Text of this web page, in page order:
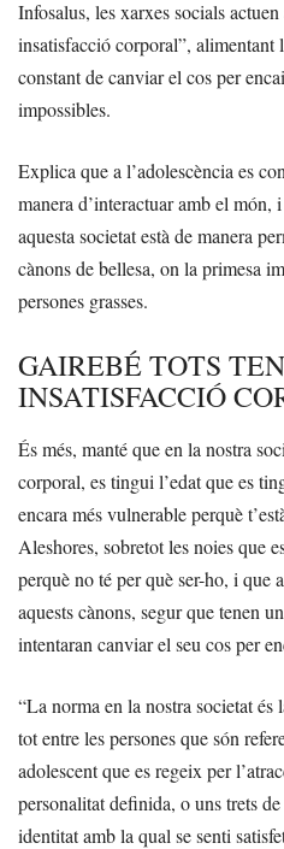
Infosalus, les xarxes socials
insatisfacció corporal”, alimentant
constant de canviar el cos per
impossibles.
Explica que a l’adolescència es
manera d’interactuar amb el món,
aquesta societat està de manera
cànons de bellesa, on la primesa
persones grasses.
GAIREBÉ TOTS
INSATISFACCIÓ
És més, manté que en la nostra
corporal, es tingui l’edat que es
encara més vulnerable perquè
Aleshores, sobretot les noies que
perquè no té per què ser-ho, i que
aquests cànons, segur que tenen
intentaran canviar el seu cos per
“La norma en la nostra societat
tot entre les persones que són
adolescent que es regeix per
personalitat definida, o uns trets
identitat amb la qual se senti